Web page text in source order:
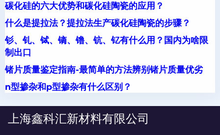
碳化硅的六大优势和碳化硅陶瓷的应用？
什么是提拉法？提拉法生产碳化硅陶瓷的步骤？
钐、钆、铽、镝、镥、钪、钇有什么用？国内为啥限
制出口
锗片质量鉴定指南-最简单的方法辨别锗片质量优劣
n型掺杂和p型掺杂有什么区别？
上海鑫科汇新材料有限公司